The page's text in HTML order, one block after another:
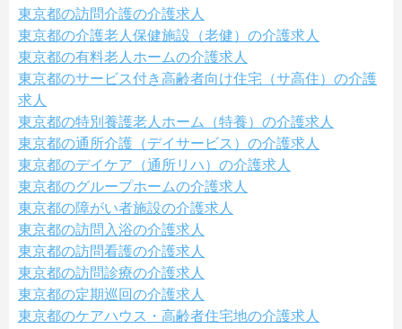
東京都の訪問介護の介護求人
東京都の介護老人保健施設（老健）の介護求人
東京都の有料老人ホームの介護求人
東京都のサービス付き高齢者向け住宅（サ高住）の介護
求人
東京都の特別養護老人ホーム（特養）の介護求人
東京都の通所介護（デイサービス）の介護求人
東京都のデイケア（通所リハ）の介護求人
東京都のグループホームの介護求人
東京都の障がい者施設の介護求人
東京都の訪問入浴の介護求人
東京都の訪問看護の介護求人
東京都の訪問診療の介護求人
東京都の定期巡回の介護求人
東京都のケアハウス・高齢者住宅地の介護求人